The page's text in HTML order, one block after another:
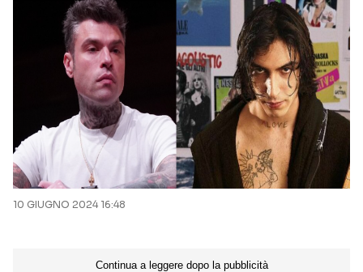
10 GIUGNO 2024 16:48